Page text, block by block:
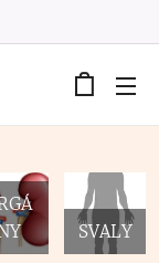
SVALY